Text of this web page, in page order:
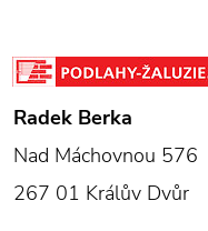
Radek Berka
Nad Máchovnou 576
267 01 Králův Dvůr